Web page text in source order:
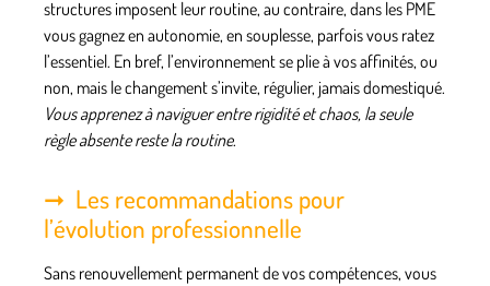
structures imposent leur routine, au contraire, dans les PME
vous gagnez en autonomie, en souplesse, parfois vous ratez
l’essentiel. En bref, l’environnement se plie à vos affinités, ou
non, mais le changement s’invite, régulier, jamais domestiqué.
Vous apprenez à naviguer entre rigidité et chaos, la seule
règle absente reste la routine.
Les recommandations pour
l’évolution professionnelle
Sans renouvellement permanent de vos compétences, vous